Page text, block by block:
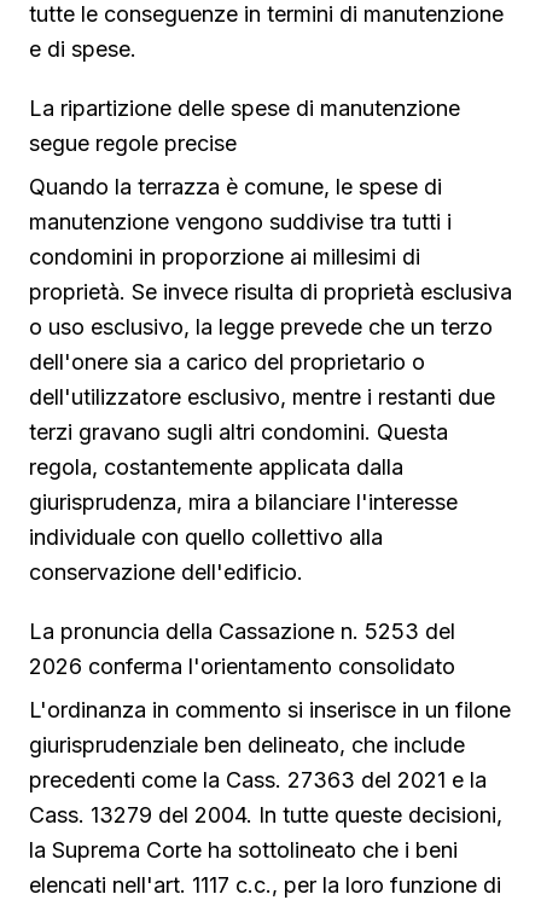
tutte le conseguenze in termini di manutenzione
e di spese.
La ripartizione delle spese di manutenzione
segue regole precise
Quando la terrazza è comune, le spese di
manutenzione vengono suddivise tra tutti i
condomini in proporzione ai millesimi di
proprietà. Se invece risulta di proprietà esclusiva
o uso esclusivo, la legge prevede che un terzo
dell'onere sia a carico del proprietario o
dell'utilizzatore esclusivo, mentre i restanti due
terzi gravano sugli altri condomini. Questa
regola, costantemente applicata dalla
giurisprudenza, mira a bilanciare l'interesse
individuale con quello collettivo alla
conservazione dell'edificio.
La pronuncia della Cassazione n. 5253 del
2026 conferma l'orientamento consolidato
L'ordinanza in commento si inserisce in un filone
giurisprudenziale ben delineato, che include
precedenti come la Cass. 27363 del 2021 e la
Cass. 13279 del 2004. In tutte queste decisioni,
la Suprema Corte ha sottolineato che i beni
elencati nell'art. 1117 c.c., per la loro funzione di